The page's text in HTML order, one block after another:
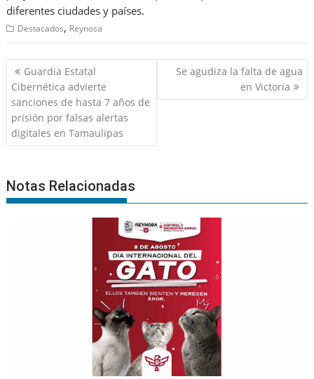
diferentes ciudades y países.
Destacados, Reynosa
Navegación
de
entradas
Guardia Estatal
Cibernética advierte
sanciones de hasta 7 años de
prisión por falsas alertas
digitales en Tamaulipas
Se agudiza la falta de agua
en Victoria
Notas Relacionadas